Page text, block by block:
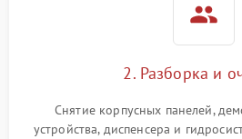
2. Разборка и
Снятие корпусных панелей,
устройства, диспенсера и